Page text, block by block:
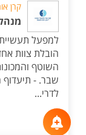
קרן
למפעל
הובלת צוות
השוטף
שבר. -
לדרי...